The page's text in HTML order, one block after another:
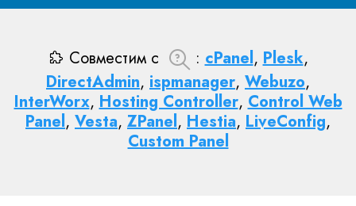
Совместим с : cPanel, Plesk,
DirectAdmin, ispmanager, Webuzo,
InterWorx,Hosting Controller,Control Web
Panel, Vesta, ZPanel, Hestia, LiveConfig,
Custom Panel